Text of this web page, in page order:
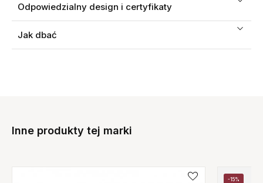
Odpowiedzialny design i certyfikaty
Jak dbać
Inne produkty tej marki
-15%